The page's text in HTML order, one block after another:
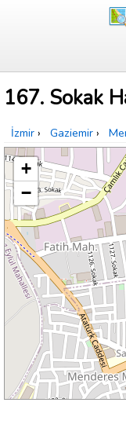
167. Sokak
İzmir › Gaziemir ›
+
−